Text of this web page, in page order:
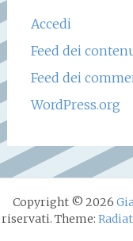
Accedi
Feed dei
Feed dei
WordPress.org
Copyright © 2026
riservati. Theme: